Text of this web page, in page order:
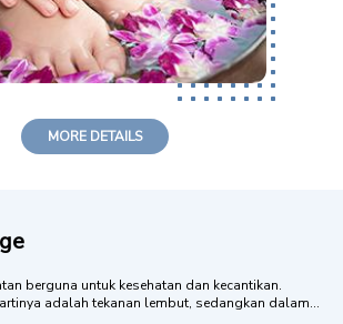
MORE DETAILS
berguna untuk kesehatan dan kecantikan.
adalah tekanan lembut, sedangkan dalam